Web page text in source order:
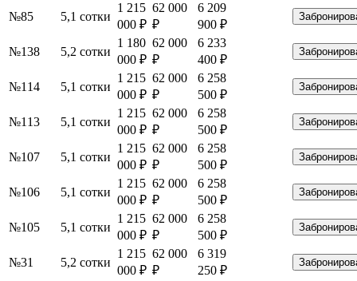
№85 5,1 сотки
1 215
000 ₽
62 000
₽
6 209
900 ₽
№138 5,2 сотки
1 180
000 ₽
62 000
₽
6 233
400 ₽
№114 5,1 сотки
1 215
000 ₽
62 000
₽
6 258
500 ₽
№113 5,1 сотки
1 215
000 ₽
62 000
₽
6 258
500 ₽
№107 5,1 сотки
1 215
000 ₽
62 000
₽
6 258
500 ₽
№106 5,1 сотки
1 215
000 ₽
62 000
₽
6 258
500 ₽
№105 5,1 сотки
1 215
000 ₽
62 000
₽
6 258
500 ₽
№31 5,2 сотки
1 215
000 ₽
62 000
₽
6 319
250 ₽